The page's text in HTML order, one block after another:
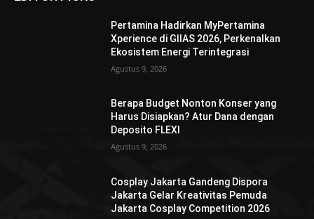
Pertamina Hadirkan MyPertamina
Xperience di GIIAS 2026, Perkenalkan
Ekosistem Energi Terintegrasi
Agustus 9, 2026
Berapa Budget Nonton Konser yang
Harus Disiapkan? Atur Dana dengan
Deposito FLEXI
Agustus 9, 2026
Cosplay Jakarta Gandeng Dispora
Jakarta Gelar Kreativitas Pemuda
Jakarta Cosplay Competition 2026